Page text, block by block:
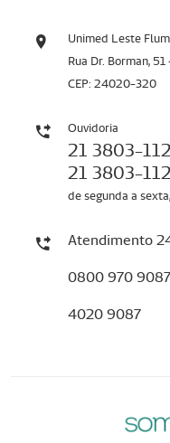
Unimed Leste
Rua Dr. Borman,
CEP: 24020-320
Ouvidoria
21 3803-
21 3803-
de segunda a
Atendimento
0800 970 9087
4020 9087